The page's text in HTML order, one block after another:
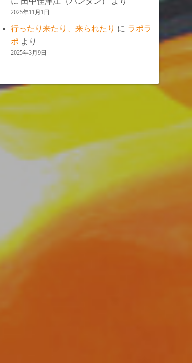
2025年11月1日
行ったり来たり、来られたり に ラポラ
ポ より
2025年3月9日